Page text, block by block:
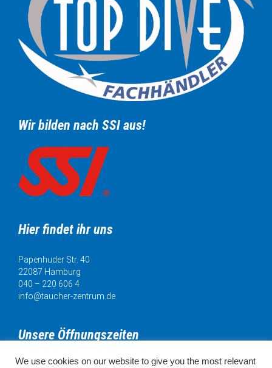
Wir bilden nach SSI aus!
Hier findet ihr uns
Papenhuder Str. 40
22087 Hamburg
040 – 220 606 4
info@taucher-zentrum.de
Unsere Öffnungszeiten
Mo. 11:00 - 18:00 Uhr
We use cookies on our website to give you the most relevant